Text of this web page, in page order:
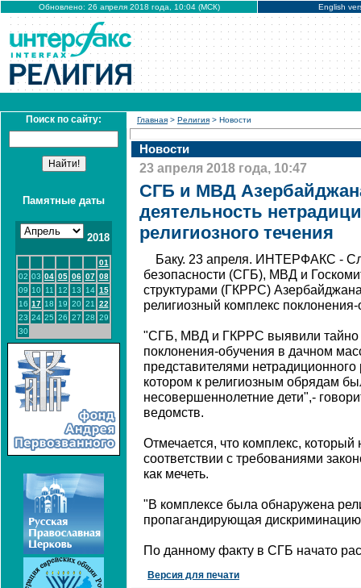
Обновлено: 26 апреля 2018 года, 10:04 (МСК) English
Поиск по сайту:
Памятные даты
2018
01
02 03 04 05 06 07 08
09 10 11 12 13 14 15
16 17 18 19 20 21
22
23 24 25 26 27 28 29
30
Главная > Религия > Новости
Новости
23 апреля 2018 года, 10:47
СГБ и МВД
деятельность
религиозного течения
Баку. 23 апреля. ИНТЕРФАКС -
безопасности (СГБ), МВД и
структурами (ГКРРС)
религиозный комплекс
"СГБ, МВД и ГКРРС выявили тайно
поклонения-обучения в дачном
представителями нетрадиционного
котором к религиозным обрядам
несовершеннолетние дети",-
ведомств.
Отмечается, что комплекс,
соответствии с требованиями
как мечеть.
"В комплексе была обнаружена
пропагандирующая
По данному факту в СГБ начато
Версия для печати